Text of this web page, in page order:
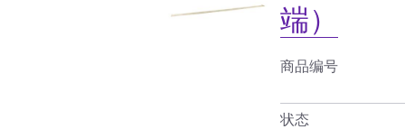
端）
商品编号
状态